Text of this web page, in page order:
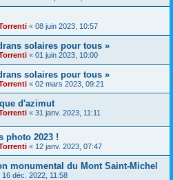
« 08 juin 2023, 10:57
solaires pour tous »
« 01 juin 2023, 10:00
solaires pour tous »
« 02 mars 2023, 09:21
d'azimut
« 31 janv. 2023, 11:11
photo 2023 !
« 12 janv. 2023, 07:47
monumental du Mont Saint-Michel
16 déc. 2022, 11:58